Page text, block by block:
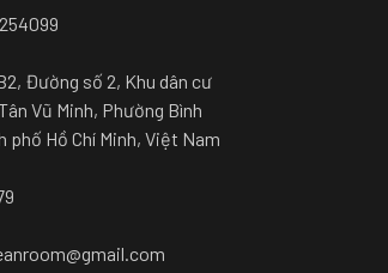
Đường số 2, Khu dân cư
Vũ Minh, Phường Bình
phố Hồ Chí Minh, Việt Nam